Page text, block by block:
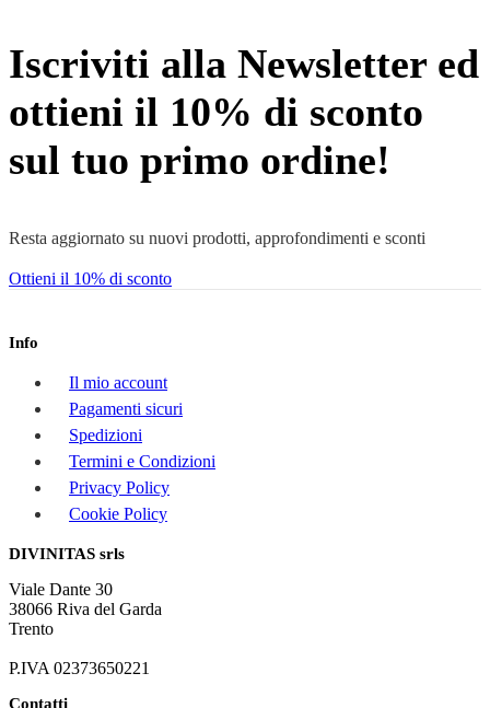
Iscriviti alla Newsletter ed
ottieni il 10% di sconto
sul tuo primo ordine!
Resta aggiornato su nuovi prodotti, approfondimenti e sconti
Ottieni il 10% di sconto
Info
Il mio account
Pagamenti sicuri
Spedizioni
Termini e Condizioni
Privacy Policy
Cookie Policy
DIVINITAS srls
Viale Dante 30
38066 Riva del Garda
Trento
P.IVA 02373650221
Contatti